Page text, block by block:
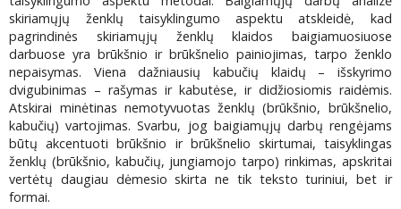
skiriamųjų ženklų taisyklingumo aspektu atskleidė, kad
pagrindinės skiriamųjų ženklų klaidos baigiamuosiuose
darbuose yra brūkšnio ir brūkšnelio painiojimas, tarpo ženklo
nepaisymas. Viena dažniausių kabučių klaidų – išskyrimo
dvigubinimas – rašymas ir kabutėse, ir didžiosiomis raidėmis.
Atskirai minėtinas nemotyvuotas ženklų (brūkšnio, brūkšnelio,
kabučių) vartojimas. Svarbu, jog baigiamųjų darbų rengėjams
būtų akcentuoti brūkšnio ir brūkšnelio skirtumai, taisyklingas
ženklų (brūkšnio, kabučių, jungiamojo tarpo) rinkimas, apskritai
vertėtų daugiau dėmesio skirta ne tik teksto turiniui, bet ir
formai.